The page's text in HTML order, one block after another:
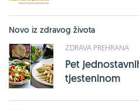
Novo iz zdravog života
ZDRAVA PREHRANA
Pet
tjesteninom